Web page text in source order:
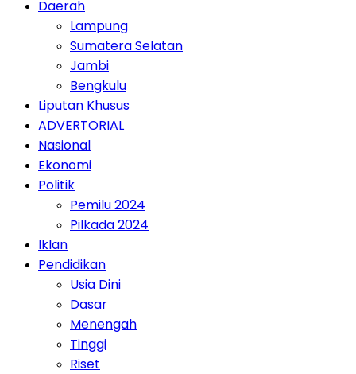
Daerah
Lampung
Sumatera Selatan
Jambi
Bengkulu
Liputan Khusus
ADVERTORIAL
Nasional
Ekonomi
Politik
Pemilu 2024
Pilkada 2024
Iklan
Pendidikan
Usia Dini
Dasar
Menengah
Tinggi
Riset